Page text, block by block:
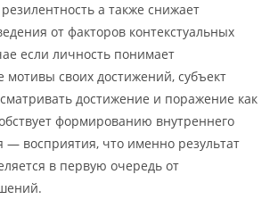
а также снижает
от факторов контекстуальных
если личность понимает
мотивы своих достижений, субъект
достижение и поражение как
формированию внутреннего
— восприятия, что именно результат
в первую очередь от